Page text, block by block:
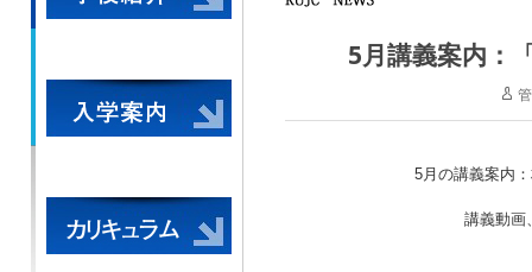
5月講義案内：
5月の講義案内
講義動画